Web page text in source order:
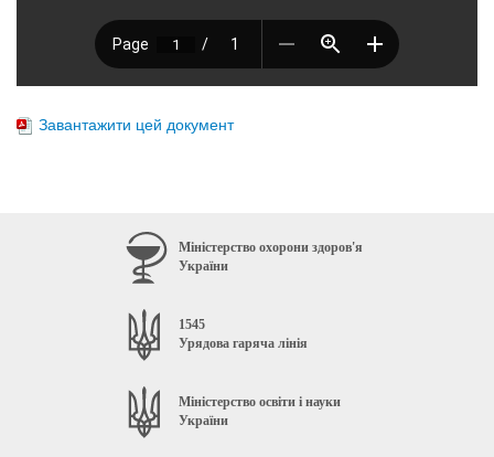
Завантажити цей документ
Міністерство охорони здоров'я
України
1545
Урядова гаряча лінія
Міністерство освіти і науки
України